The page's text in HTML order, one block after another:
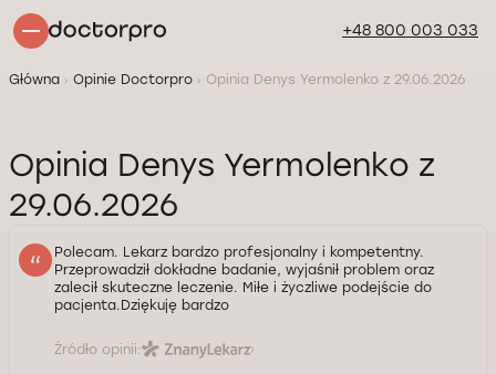
+48 800 003 033
Główna Opinie Doctorpro Opinia Denys Yermolenko z 29.06.2026
Opinia Denys Yermolenko z
29.06.2026
Polecam. Lekarz bardzo profesjonalny i kompetentny.
Przeprowadził dokładne badanie, wyjaśnił problem oraz
zalecił skuteczne leczenie. Miłe i życzliwe podejście do
pacjenta.Dziękuję bardzo
Źródło opinii: